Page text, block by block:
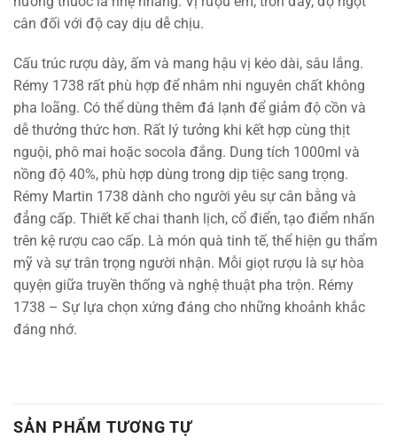
cân đối với độ cay dịu dễ chịu.
Cấu trúc rượu dày, ấm và mang hậu vị kéo dài, sâu lắng.
Rémy 1738 rất phù hợp để nhâm nhi nguyên chất không
pha loãng. Có thể dùng thêm đá lạnh để giảm độ cồn và
dễ thưởng thức hơn. Rất lý tưởng khi kết hợp cùng thịt
nguội, phô mai hoặc socola đắng. Dung tích 1000ml và
nồng độ 40%, phù hợp dùng trong dịp tiệc sang trọng.
Rémy Martin 1738 dành cho người yêu sự cân bằng và
đẳng cấp. Thiết kế chai thanh lịch, cổ điển, tạo điểm nhấn
trên kệ rượu cao cấp. Là món quà tinh tế, thể hiện gu thẩm
mỹ và sự trân trọng người nhận. Mỗi giọt rượu là sự hòa
quyện giữa truyền thống và nghệ thuật pha trộn. Rémy
1738 – Sự lựa chọn xứng đáng cho những khoảnh khắc
đáng nhớ.
SẢN PHẨM TƯƠNG TỰ